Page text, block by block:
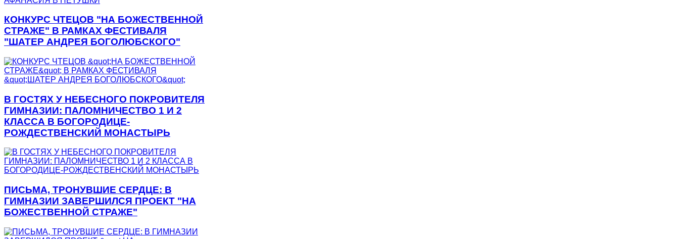
КОНКУРС ЧТЕЦОВ "НА БОЖЕСТВЕННОЙ
СТРАЖЕ" В РАМКАХ ФЕСТИВАЛЯ
"ШАТЕР АНДРЕЯ БОГОЛЮБСКОГО"
В ГОСТЯХ У НЕБЕСНОГО ПОКРОВИТЕЛЯ
ГИМНАЗИИ: ПАЛОМНИЧЕСТВО 1 И 2
КЛАССА В БОГОРОДИЦЕ-
РОЖДЕСТВЕНСКИЙ МОНАСТЫРЬ
ПИСЬМА, ТРОНУВШИЕ СЕРДЦЕ: В
ГИМНАЗИИ ЗАВЕРШИЛСЯ ПРОЕКТ "НА
БОЖЕСТВЕННОЙ СТРАЖЕ"